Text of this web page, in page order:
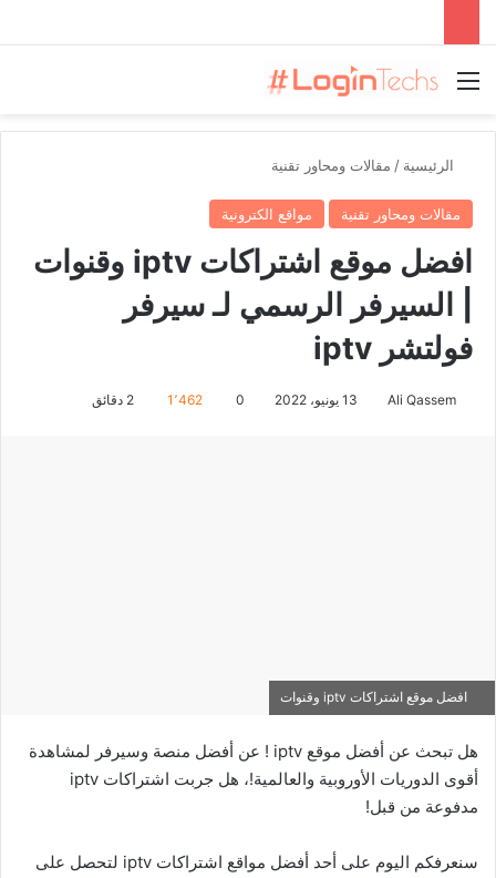
القائمة
الرئيسية / مقالات ومحاور تقنية
مقالات ومحاور تقنية مواقع الكترونية
افضل موقع اشتراكات iptv وقنوات
| السيرفر الرسمي لـ سيرفر
فولتشر iptv
Ali Qassem 13 يونيو، 2022 0 1٬462
افضل موقع اشتراكات iptv وقنوات
هل تبحث عن أفضل موقع iptv ! عن أفضل منصة وسيرفر لمشاهدة
أقوى الدوريات الأوروبية والعالمية!، هل جربت اشتراكات iptv
مدفوعة من قبل!
سنعرفكم اليوم على أحد أفضل مواقع اشتراكات iptv لتحصل على